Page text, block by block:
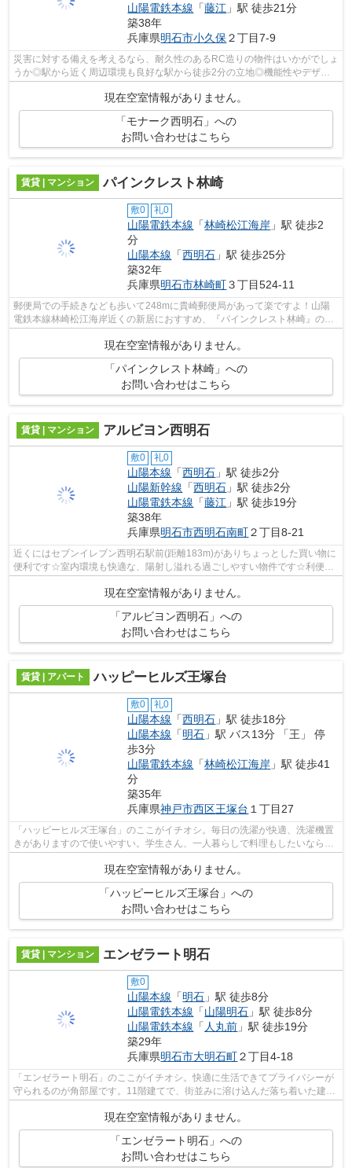
山陽電鉄本線 「藤江 」駅 徒歩21分
築38年
兵庫県明石市小久保２丁目7-9
災害に対する備えを考えるなら、耐久性のあるRC造りの物件はいかがでしょ
うか◎駅から近く周辺環境も良好な駅から徒歩2分の立地◎機能性やデザイ
ンが特徴的なお部屋◎山陽本線西明石をよ...
現在空室情報がありません。
「モナーク西明石」への
お問い合わせはこちら
賃貸 | マンション パインクレスト林崎
敷0 礼0
山陽電鉄本線 「林崎松江海岸 」駅 徒歩2
分
山陽本線 「西明石 」駅 徒歩25分
築32年
兵庫県明石市林崎町３丁目524-11
郵便局での手続きなども歩いて248mに貴崎郵便局があって楽ですよ！山陽
電鉄本線林崎松江海岸近くの新居におすすめ、『パインクレスト林崎』の賃
現在空室情報がありません。
「パインクレスト林崎」への
お問い合わせはこちら
賃貸 | マンション アルビヨン西明石
敷0 礼0
山陽本線 「西明石 」駅 徒歩2分
山陽新幹線 「西明石 」駅 徒歩2分
山陽電鉄本線 「藤江 」駅 徒歩19分
築38年
兵庫県明石市西明石南町２丁目8-21
近くにはセブンイレブン西明石駅前(距離183m)がありちょっとした買い物に
便利です☆室内環境も快適な、陽射し溢れる過ごしやすい物件です☆利便性
の高い駅近賃貸物件で、駅まで徒歩2分と...
現在空室情報がありません。
「アルビヨン西明石」への
お問い合わせはこちら
賃貸 | アパート ハッピーヒルズ王塚台
敷0 礼0
山陽本線 「西明石 」駅 徒歩18分
山陽本線 「明石 」駅 バス13分 「王」 停
歩3分
山陽電鉄本線 「林崎松江海岸 」駅 徒歩41
分
築35年
兵庫県神戸市西区王塚台 １丁目27
「ハッピーヒルズ王塚台」のここがイチオシ。毎日の洗濯が快適、洗濯機置
きがありますので使いやすい。学生さん、一人暮らしで料理もしたいならキ
現在空室情報がありません。
「ハッピーヒルズ王塚台」への
お問い合わせはこちら
賃貸 | マンション エンゼラート明石
敷0
山陽本線 「明石 」駅 徒歩8分
山陽電鉄本線 「山陽明石 」駅 徒歩8分
山陽電鉄本線 「 人丸前 」駅 徒歩19分
築29年
兵庫県明石市大明石町２丁目4-18
「エンゼラート明石」のここがイチオシ。快適に生活できてプライバシーが
守られるのが角部屋です。11階建てで、街並みに溶け込んだ落ち着いた建
物。鉄筋コンクリート住宅に住むなら、R...
現在空室情報がありません。
「エンゼラート明石」への
お問い合わせはこちら